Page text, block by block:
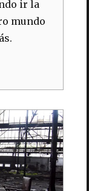
ir la
mundo